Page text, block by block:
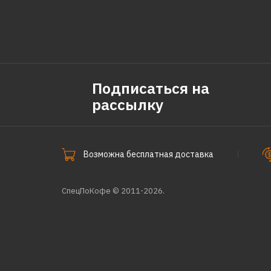
Подписаться на
рассылку
Возможна бесплатная доставка
СпецПоКофе © 2011-2026.